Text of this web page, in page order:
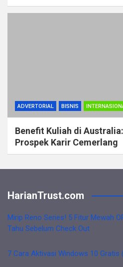
ADVERTORIAL BISNIS
Benefit Kuliah di
Prospek Karir Cemerlang
HarianTrust.com
Mirip Reno Series! 5 Fitur Mewah
Tahu Sebelum Check Out
7 Cara Aktivasi Windows 10 Gratis